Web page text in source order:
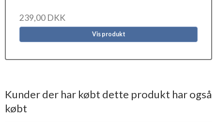
239,00 DKK
Vis produkt
Kunder der har købt dette produkt har også
købt